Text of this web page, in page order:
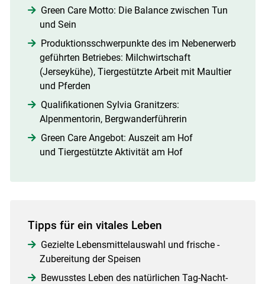
Green Care Motto: Die Balance zwischen Tun
und Sein
Produktionsschwerpunkte des im Nebenerwerb
geführten Betriebes: Milchwirtschaft
(Jerseykühe), Tiergestützte Arbeit mit Maultier
und Pferden
Qualifikationen Sylvia Granitzers:
Alpenmentorin, Bergwanderführerin
Green Care Angebot: Auszeit am Hof
und Tiergestützte Aktivität am Hof
Tipps für ein vitales Leben
Gezielte Lebensmittel­auswahl und frische ­
Zubereitung der Speisen
Bewusstes Leben des ­natürlichen Tag-Nacht-